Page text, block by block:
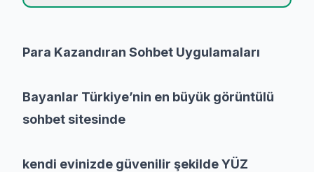
Para Kazandıran Sohbet Uygulamaları
Bayanlar Türkiye’nin en büyük görüntülü
sohbet sitesinde
kendi evinizde güvenilir şekilde YÜZ